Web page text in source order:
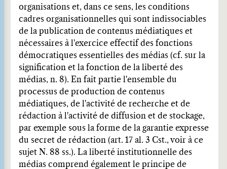
organisations et, dans ce sens, les conditions
cadres organisationnelles qui sont indissociables
de la publication de contenus médiatiques et
nécessaires à l'exercice effectif des fonctions
démocratiques essentielles des médias (cf. sur la
signification et la fonction de la liberté des
médias, n. 8). En fait partie l'ensemble du
processus de production de contenus
médiatiques, de l'activité de recherche et de
rédaction à l'activité de diffusion et de stockage,
par exemple sous la forme de la garantie expresse
du secret de rédaction (art. 17 al. 3 Cst., voir à ce
sujet N. 88 ss.). La liberté institutionnelle des
médias comprend également le principe de